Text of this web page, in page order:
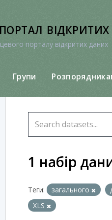
порталу відкритих даних
Групи
1 набір
Теги: загального
XLS